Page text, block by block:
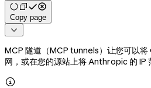
Copy page

MCP 隧道（MCP tunnels）让您可以
网，或在您的源站上将 Anthropic 的 IP
